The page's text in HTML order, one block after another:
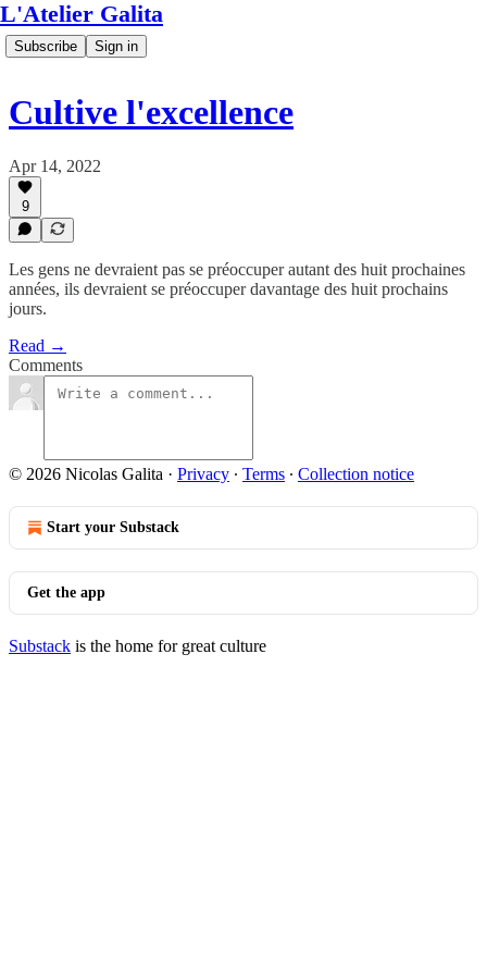
L'Atelier Galita
Subscribe Sign in
Cultive l'excellence
Apr 14, 2022
9
Les gens ne devraient pas se préoccuper autant des huit prochaines
années, ils devraient se préoccuper davantage des huit prochains
jours.
Read →
Comments
© 2026 Nicolas Galita · Privacy ∙ Terms ∙ Collection notice
Start your Substack
Get the app
Substack is the home for great culture